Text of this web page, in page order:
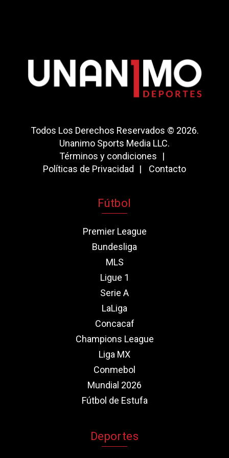
Todos Los Derechos Reservados © 2026.
Unanimo Sports Media LLC.
Términos y condiciones
Políticas de Privacidad
Contacto
Fútbol
Premier League
Bundesliga
MLS
Ligue 1
Serie A
LaLiga
Concacaf
Champions League
Liga MX
Conmebol
Mundial 2026
Fútbol de Estufa
Deportes